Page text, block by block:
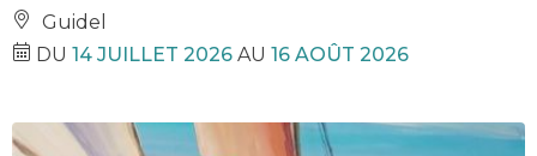
Guidel
DU 14 JUILLET 2026 AU 16 AOÛT 2026